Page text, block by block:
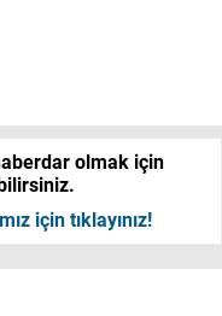
olmak için
için tıklayınız!